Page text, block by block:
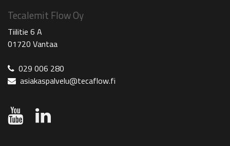
Tecalemit Flow Oy
Tiilitie 6 A
01720 Vantaa
029 006 280
asiakaspalvelu@tecaflow.fi